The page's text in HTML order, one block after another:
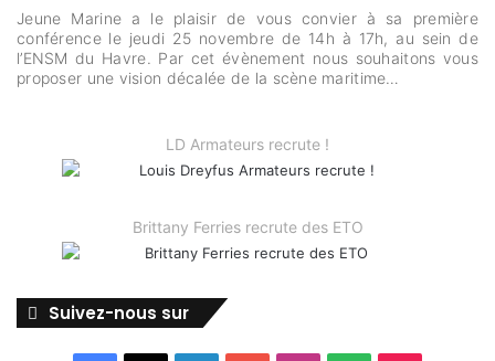
Jeune Marine a le plaisir de vous convier à sa première
conférence le jeudi 25 novembre de 14h à 17h, au sein de
l’ENSM du Havre. Par cet évènement nous souhaitons vous
proposer une vision décalée de la scène maritime…
LD Armateurs recrute !
Brittany Ferries recrute des ETO
Suivez-nous sur